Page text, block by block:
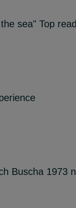
sea" Top
Buscha 1973